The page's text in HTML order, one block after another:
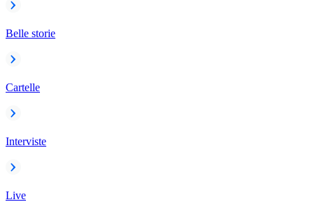
Belle storie
Cartelle
Interviste
Live